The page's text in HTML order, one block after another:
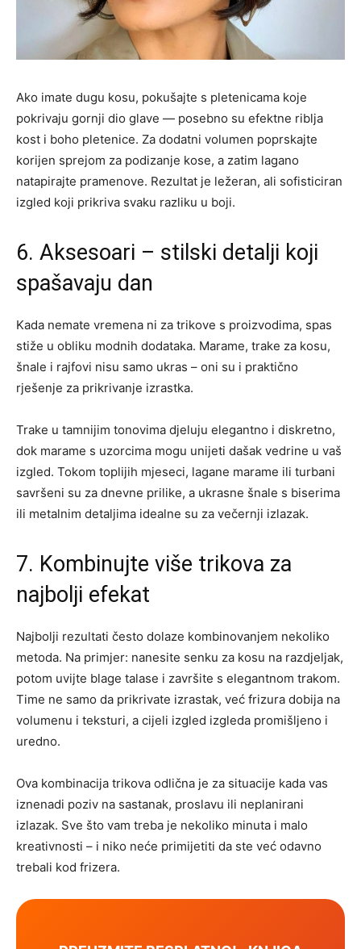
Ako imate dugu kosu, pokušajte s pletenicama koje
pokrivaju gornji dio glave — posebno su efektne riblja
kost i boho pletenice. Za dodatni volumen poprskajte
korijen sprejom za podizanje kose, a zatim lagano
natapirajte pramenove. Rezultat je ležeran, ali sofisticiran
izgled koji prikriva svaku razliku u boji.
6. Aksesoari – stilski detalji koji
spašavaju dan
Kada nemate vremena ni za trikove s proizvodima, spas
stiže u obliku modnih dodataka. Marame, trake za kosu,
šnale i rajfovi nisu samo ukras – oni su i praktično
rješenje za prikrivanje izrastka.
Trake u tamnijim tonovima djeluju elegantno i diskretno,
dok marame s uzorcima mogu unijeti dašak vedrine u vaš
izgled. Tokom toplijih mjeseci, lagane marame ili turbani
savršeni su za dnevne prilike, a ukrasne šnale s biserima
ili metalnim detaljima idealne su za večernji izlazak.
7. Kombinujte više trikova za
najbolji efekat
Najbolji rezultati često dolaze kombinovanjem nekoliko
metoda. Na primjer: nanesite senku za kosu na razdjeljak,
potom uvijte blage talase i završite s elegantnom trakom.
Time ne samo da prikrivate izrastak, već frizura dobija na
volumenu i teksturi, a cijeli izgled izgleda promišljeno i
uredno.
Ova kombinacija trikova odlična je za situacije kada vas
iznenadi poziv na sastanak, proslavu ili neplanirani
izlazak. Sve što vam treba je nekoliko minuta i malo
kreativnosti – i niko neće primijetiti da ste već odavno
trebali kod frizera.